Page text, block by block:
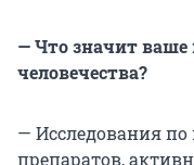
— Что значит ваше
человечества?
— Исследования
препаратов,